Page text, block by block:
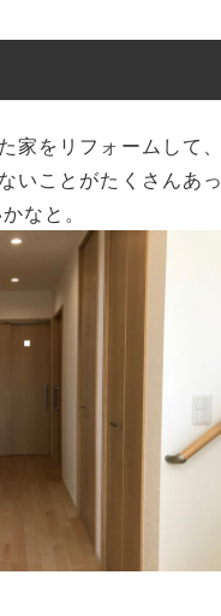
をリフォームして、
いことがたくさんあっ
なと。